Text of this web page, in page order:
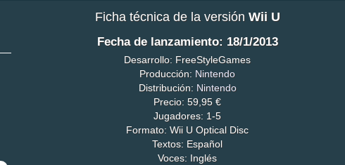
Ficha técnica de la versión Wii U
Fecha de lanzamiento: 18/1/2013
Desarrollo: FreeStyleGames
Producción: Nintendo
Distribución: Nintendo
Precio: 59,95 €
Jugadores: 1-5
Formato: Wii U Optical Disc
Textos: Español
Voces: Inglés